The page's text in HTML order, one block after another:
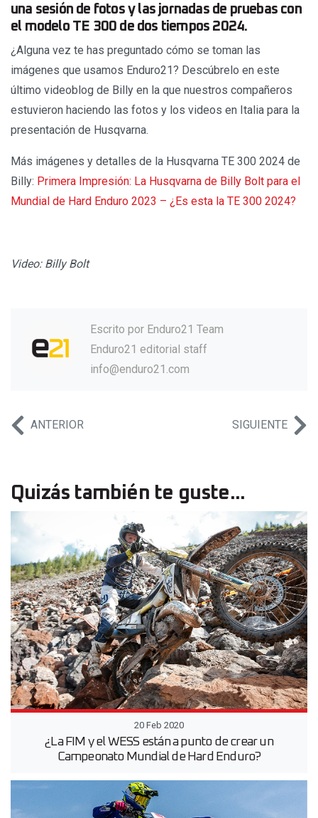
una sesión de fotos y las jornadas de pruebas con
el modelo TE 300 de dos tiempos 2024.
¿Alguna vez te has preguntado cómo se toman las
imágenes que usamos Enduro21? Descúbrelo en este
último videoblog de Billy en la que nuestros compañeros
estuvieron haciendo las fotos y los videos en Italia para la
presentación de Husqvarna.
Más imágenes y detalles de la Husqvarna TE 300 2024 de
Billy: Primera Impresión: La Husqvarna de Billy Bolt para el
Mundial de Hard Enduro 2023 – ¿Es esta la TE 300 2024?
Video: Billy Bolt
Escrito por Enduro21 Team
Enduro21 editorial staff
info@enduro21.com
ANTERIOR SIGUIENTE
Quizás también te guste...
20 Feb 2020
¿La FIM y el WESS están a punto de crear un
Campeonato Mundial de Hard Enduro?